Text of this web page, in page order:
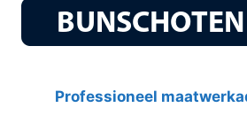
Professioneel